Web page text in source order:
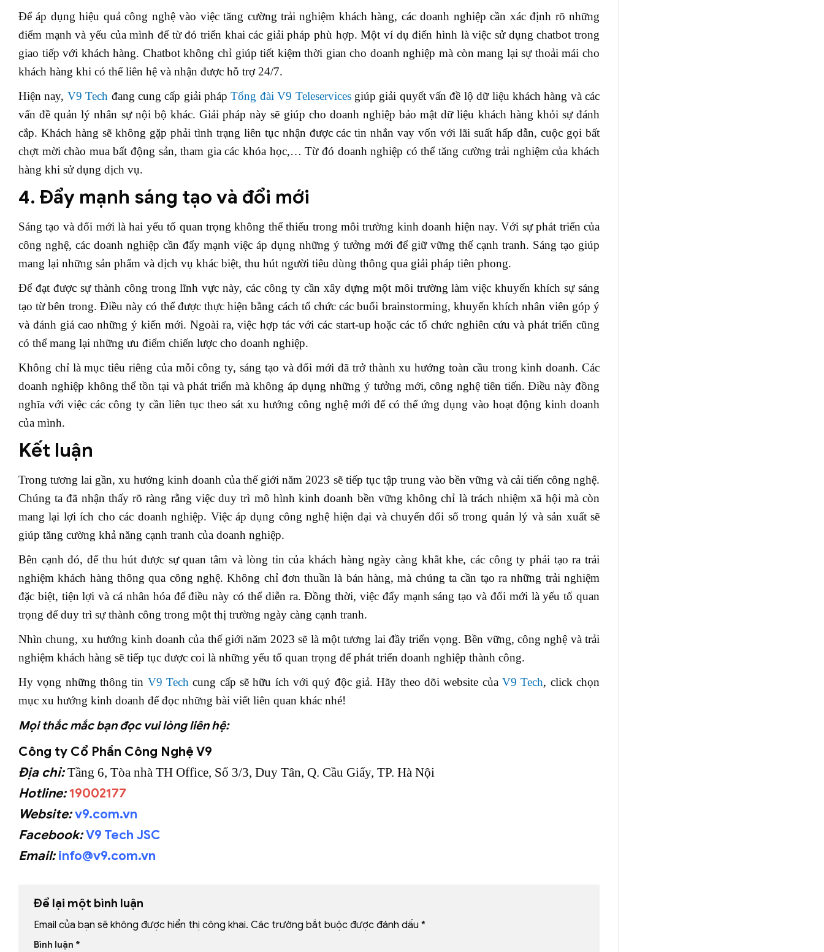
Để áp dụng hiệu quả công nghệ vào việc tăng cường trải nghiệm khách hàng, các doanh nghiệp cần xác định rõ những
điểm mạnh và yếu của mình để từ đó triển khai các giải pháp phù hợp. Một ví dụ điển hình là việc sử dụng chatbot trong
giao tiếp với khách hàng. Chatbot không chỉ giúp tiết kiệm thời gian cho doanh nghiệp mà còn mang lại sự thoải mái cho
khách hàng khi có thể liên hệ và nhận được hỗ trợ 24/7.
Hiện nay, V9 Tech đang cung cấp giải phápTổng đài V9 Teleservicesgiúp giải quyết vấn đề lộ dữ liệu khách hàng và các
vấn đề quản lý nhân sự nội bộ khác. Giải pháp này sẽ giúp cho doanh nghiệp bảo mật dữ liệu khách hàng khỏi sự đánh
cắp. Khách hàng sẽ không gặp phải tình trạng liên tục nhận được các tin nhắn vay vốn với lãi suất hấp dẫn, cuộc gọi bất
chợt mời chào mua bất động sản, tham gia các khóa học,… Từ đó doanh nghiệp có thể tăng cường trải nghiệm của khách
hàng khi sử dụng dịch vụ.
4. Đẩy mạnh sáng tạo và đổi mới
Sáng tạo và đổi mới là hai yếu tố quan trọng không thể thiếu trong môi trường kinh doanh hiện nay. Với sự phát triển của
công nghệ, các doanh nghiệp cần đẩy mạnh việc áp dụng những ý tưởng mới để giữ vững thế cạnh tranh. Sáng tạo giúp
mang lại những sản phẩm và dịch vụ khác biệt, thu hút người tiêu dùng thông qua giải pháp tiên phong.
Để đạt được sự thành công trong lĩnh vực này, các công ty cần xây dựng một môi trường làm việc khuyến khích sự sáng
tạo từ bên trong. Điều này có thể được thực hiện bằng cách tổ chức các buổi brainstorming, khuyến khích nhân viên góp ý
và đánh giá cao những ý kiến mới. Ngoài ra, việc hợp tác với các start-up hoặc các tổ chức nghiên cứu và phát triển cũng
có thể mang lại những ưu điểm chiến lược cho doanh nghiệp.
Không chỉ là mục tiêu riêng của mỗi công ty, sáng tạo và đổi mới đã trở thành xu hướng toàn cầu trong kinh doanh. Các
doanh nghiệp không thể tồn tại và phát triển mà không áp dụng những ý tưởng mới, công nghệ tiên tiến. Điều này đồng
nghĩa với việc các công ty cần liên tục theo sát xu hướng công nghệ mới để có thể ứng dụng vào hoạt động kinh doanh
của mình.
Kết luận
Trong tương lai gần, xu hướng kinh doanh của thế giới năm 2023 sẽ tiếp tục tập trung vào bền vững và cải tiến công nghệ.
Chúng ta đã nhận thấy rõ ràng rằng việc duy trì mô hình kinh doanh bền vững không chỉ là trách nhiệm xã hội mà còn
mang lại lợi ích cho các doanh nghiệp. Việc áp dụng công nghệ hiện đại và chuyển đổi số trong quản lý và sản xuất sẽ
giúp tăng cường khả năng cạnh tranh của doanh nghiệp.
Bên cạnh đó, để thu hút được sự quan tâm và lòng tin của khách hàng ngày càng khắt khe, các công ty phải tạo ra trải
nghiệm khách hàng thông qua công nghệ. Không chỉ đơn thuần là bán hàng, mà chúng ta cần tạo ra những trải nghiệm
đặc biệt, tiện lợi và cá nhân hóa để điều này có thể diễn ra. Đồng thời, việc đẩy mạnh sáng tạo và đổi mới là yếu tố quan
trọng để duy trì sự thành công trong một thị trường ngày càng cạnh tranh.
Nhìn chung, xu hướng kinh doanh của thế giới năm 2023 sẽ là một tương lai đầy triển vọng. Bền vững, công nghệ và trải
nghiệm khách hàng sẽ tiếp tục được coi là những yếu tố quan trọng để phát triển doanh nghiệp thành công.
Hy vọng những thông tin V9 Tech cung cấp sẽ hữu ích với quý độc giả. Hãy theo dõi website củaV9 Tech, click chọn
mục xu hướng kinh doanh để đọc những bài viết liên quan khác nhé!
Mọi thắc mắc bạn đọc vui lòng liên hệ:
Công ty Cổ Phần Công Nghệ V9
Địa chỉ: Tầng 6, Tòa nhà TH Office, Số 3/3, Duy Tân, Q. Cầu Giấy, TP. Hà Nội
Hotline:19002177
Website:v9.com.vn
Facebook:V9 Tech JSC
Email:info@v9.com.vn
Để lại một bình luận
Email của bạn sẽ không được hiển thị công khai. Các trường bắt buộc được đánh dấu *
Bình luận *